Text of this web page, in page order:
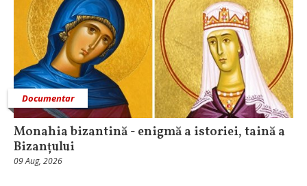
Documentar
Monahia bizantină - enigmă a istoriei, taină a
Bizanțului
09 Aug, 2026